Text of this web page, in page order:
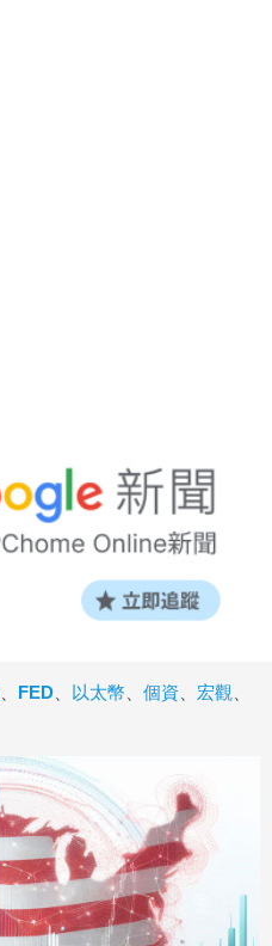
FED 以太幣 個資 宏觀